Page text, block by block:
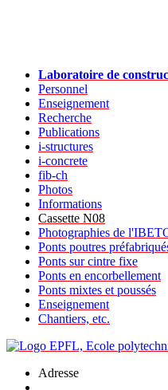
Laboratoire de
Personnel
Enseignement
Recherche
Publications
i-structures
i-concrete
fib-ch
Photos
Informations
Cassette N08
Photographies de
Ponts poutres
Ponts sur cintre fixe
Ponts en encorbellement
Ponts mixtes et poussés
Enseignement
Chantiers, etc.
Adresse